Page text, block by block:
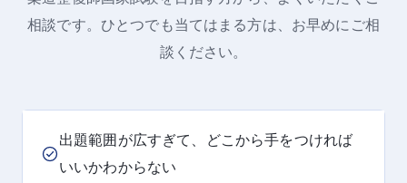
相談です。ひとつでも当てはまる方は、お早めにご相
談ください。
出題範囲が広すぎて、どこから手をつければ
いいかわからない